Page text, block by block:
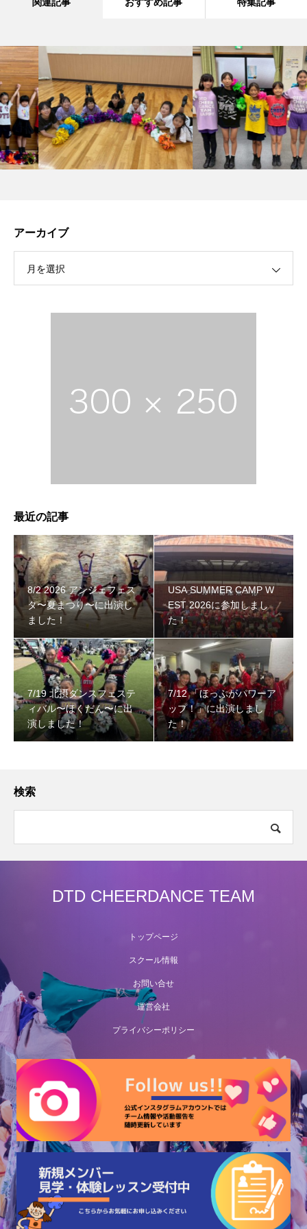
関連記事 おすすめ記事 特集記事
アーカイブ
月を選択
最近の記事
8/2 2026 アンジェフェス
タ〜夏まつり〜に出演し
ました！
USA SUMMER CAMP W
EST 2026に参加しまし
た！
7/19 北摂ダンスフェステ
ィバル〜ほくだん〜に出
演しました！
7/12 「ほっぷがパワーア
ップ！」に出演しまし
た！
検索
DTD CHEERDANCE TEAM
トップページ
スクール情報
お問い合せ
運営会社
プライバシーポリシー